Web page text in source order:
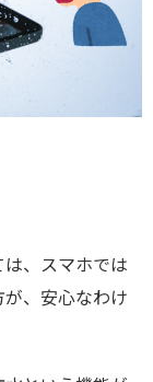
、スマホでは
、安心なわけ